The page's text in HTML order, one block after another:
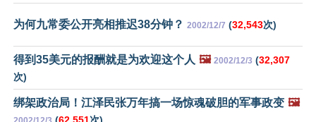
为何九常委公开亮相推迟38分钟？ 2002/12/7 (32,543次)
得到35美元的报酬就是为欢迎这个人 🖼️ 2002/12/3 (32,307
次)
绑架政治局！江泽民张万年搞一场惊魂破胆的军事政变 🖼️